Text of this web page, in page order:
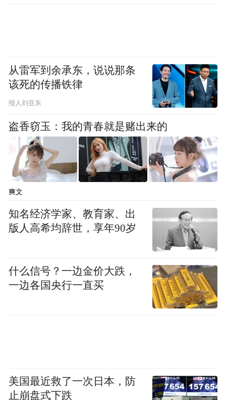
九江的每一次亮相
从雷军到余承东，说说那条
该死的传播铁律
报人刘亚东
盗香窃玉：我的青春就是赌出来的
爽文
知名经济学家、教育家、出
版人高希均辞世，享年90岁
什么信号？一边金价大跌，
一边各国央行一直买
美国最近救了一次日本，防
止崩盘式下跌